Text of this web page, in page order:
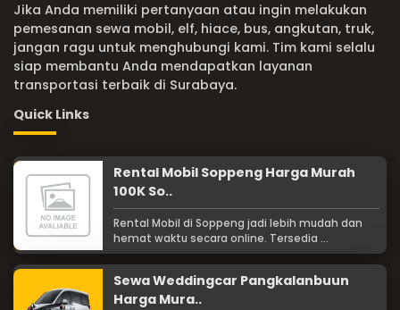
Jika Anda memiliki pertanyaan atau ingin melakukan
pemesanan sewa mobil, elf, hiace, bus, angkutan, truk,
jangan ragu untuk menghubungi kami. Tim kami selalu
siap membantu Anda mendapatkan layanan
transportasi terbaik di Surabaya.
Quick Links
Rental Mobil Soppeng Harga Murah
100K So..
Rental Mobil di Soppeng jadi lebih mudah dan
hemat waktu secara online. Tersedia ...
Sewa Weddingcar Pangkalanbuun
Harga Mura..